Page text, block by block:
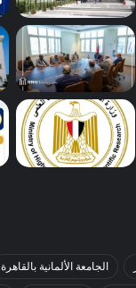
الجامعة الألمانية بالقاهرة